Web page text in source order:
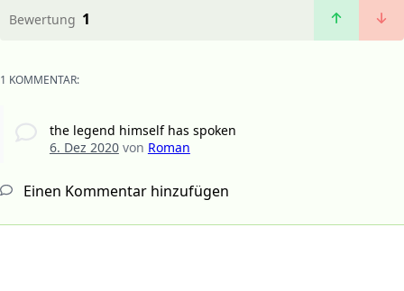
Bewertung 1
1 KOMMENTAR:
the legend himself has spoken
6. Dez 2020von Roman
Einen Kommentar hinzufügen